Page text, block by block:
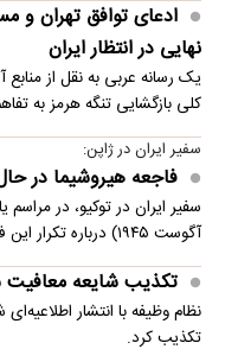
ادعای توافق تهران و
نهایی در انتظار ایران
یک رسانه عربی به نقل از
کلی بازگشایی تنگه هرمز به
سفیر ایران در ژاپن:
فاجعه هیروشیما در
آگوست ۱۹۴۵) درباره تکرار این فاجعه هشدار داد.
تکذیب شایعه معافیت
نظام وظیفه با انتشار
تکذیب کرد.